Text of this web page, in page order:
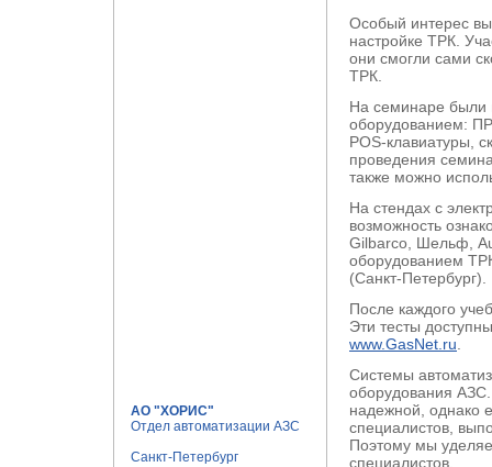
Особый интерес
настройке ТРК.
они смогли сами
ТРК.
На семинаре были
оборудованием:
POS-клавиатуры,
проведения
также можно
На стендах с
возможность
Gilbarco, Шельф,
оборудованием
(Санкт-Петербург).
После каждого
Эти тесты
www.GasNet.ru
Системы
оборудования
надежной, однако
специалистов,
Поэтому мы
специалистов.
АО "ХОРИС"
Отдел автоматизации АЗС
Санкт-Петербург